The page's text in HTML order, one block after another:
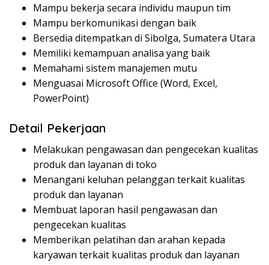
Mampu bekerja secara individu maupun tim
Mampu berkomunikasi dengan baik
Bersedia ditempatkan di Sibolga, Sumatera Utara
Memiliki kemampuan analisa yang baik
Memahami sistem manajemen mutu
Menguasai Microsoft Office (Word, Excel,
PowerPoint)
Detail Pekerjaan
Melakukan pengawasan dan pengecekan kualitas
produk dan layanan di toko
Menangani keluhan pelanggan terkait kualitas
produk dan layanan
Membuat laporan hasil pengawasan dan
pengecekan kualitas
Memberikan pelatihan dan arahan kepada
karyawan terkait kualitas produk dan layanan